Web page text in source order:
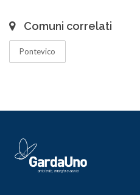
Comuni correlati
Pontevico